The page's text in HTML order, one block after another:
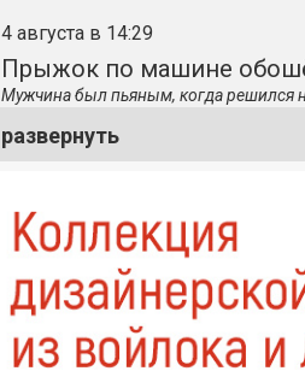
4 августа в 14:29
Прыжок по машине
Мужчина был пьяным, когда решился
развернуть